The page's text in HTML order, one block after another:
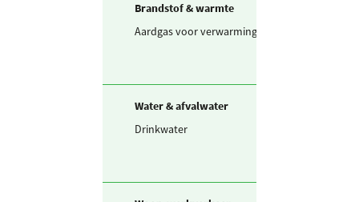
Brandstof & warmte
Aardgas voor verwarming
Water & afvalwater
Drinkwater